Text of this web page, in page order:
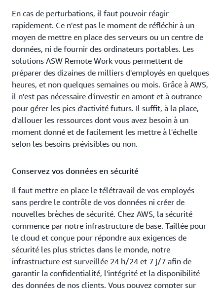
En cas de perturbations, il faut pouvoir réagir
rapidement. Ce n'est pas le moment de réfléchir à un
moyen de mettre en place des serveurs ou un centre de
données, ni de fournir des ordinateurs portables. Les
solutions ASW Remote Work vous permettent de
préparer des dizaines de milliers d'employés en quelques
heures, et non quelques semaines ou mois. Grâce à AWS,
il n'est pas nécessaire d'investir en amont et à outrance
pour gérer les pics d'activité futurs. Il suffit, à la place,
d'allouer les ressources dont vous avez besoin à un
moment donné et de facilement les mettre à l'échelle
selon les besoins prévisibles ou non.
Conservez vos données en sécurité
Il faut mettre en place le télétravail de vos employés
sans perdre le contrôle de vos données ni créer de
nouvelles brèches de sécurité. Chez AWS, la sécurité
commence par notre infrastructure de base. Taillée pour
le cloud et conçue pour répondre aux exigences de
sécurité les plus strictes dans le monde, notre
infrastructure est surveillée 24 h/24 et 7 j/7 afin de
garantir la confidentialité, l'intégrité et la disponibilité
des données de nos clients. Vous pouvez compter sur